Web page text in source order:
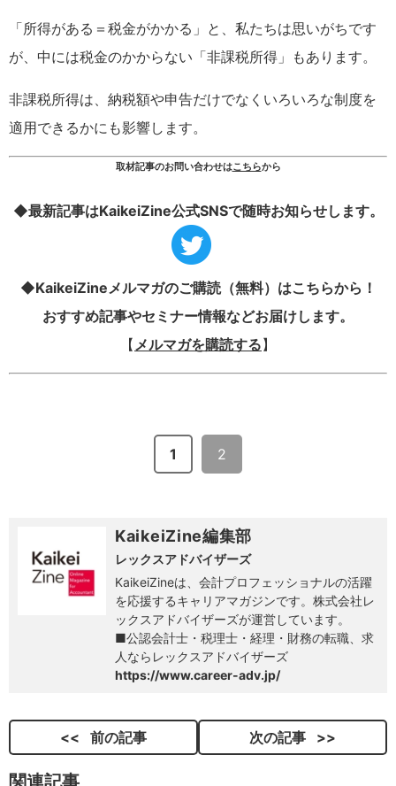
「所得がある＝税金がかかる」と、私たちは思いがちです
が、中には税金のかからない「非課税所得」もあります。
非課税所得は、納税額や申告だけでなくいろいろな制度を
適用できるかにも影響します。
取材記事のお問い合わせはこちらから
◆最新記事はKaikeiZine公式SNSで随時お知らせします。
◆KaikeiZineメルマガのご購読（無料）はこちらから！
おすすめ記事やセミナー情報などお届けします。
【メルマガを購読する】
1 2
KaikeiZine編集部
レックスアドバイザーズ
KaikeiZineは、会計プロフェッショナルの活躍
を応援するキャリアマガジンです。株式会社レ
ックスアドバイザーズが運営しています。
■公認会計士・税理士・経理・財務の転職、求
人ならレックスアドバイザーズ
https://www.career-adv.jp/
前の記事 次の記事
関連記事